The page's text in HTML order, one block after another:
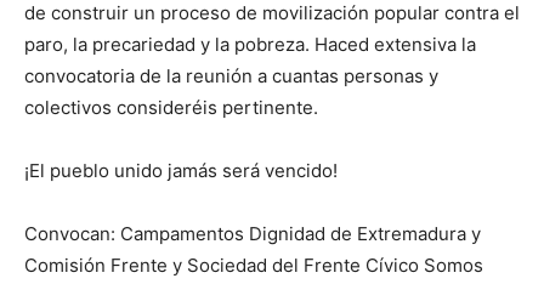
de construir un proceso de movilización popular contra el
paro, la precariedad y la pobreza. Haced extensiva la
convocatoria de la reunión a cuantas personas y
colectivos consideréis pertinente.
¡El pueblo unido jamás será vencido!
Convocan: Campamentos Dignidad de Extremadura y
Comisión Frente y Sociedad del Frente Cívico Somos